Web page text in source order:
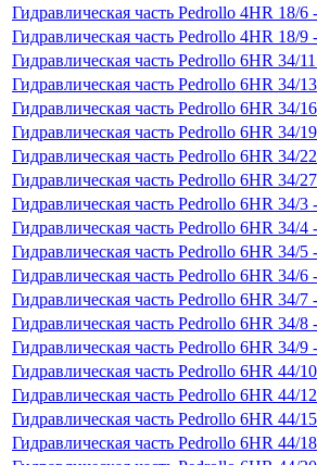
Гидравлическая часть Pedrollo 4HR 18/
Гидравлическая часть Pedrollo 4HR 18/
Гидравлическая часть Pedrollo 6HR 34/
Гидравлическая часть Pedrollo 6HR 34/
Гидравлическая часть Pedrollo 6HR 34/
Гидравлическая часть Pedrollo 6HR 34/
Гидравлическая часть Pedrollo 6HR 34/
Гидравлическая часть Pedrollo 6HR 34/
Гидравлическая часть Pedrollo 6HR 34/
Гидравлическая часть Pedrollo 6HR 34/
Гидравлическая часть Pedrollo 6HR 34/
Гидравлическая часть Pedrollo 6HR 34/
Гидравлическая часть Pedrollo 6HR 34/
Гидравлическая часть Pedrollo 6HR 34/
Гидравлическая часть Pedrollo 6HR 34/
Гидравлическая часть Pedrollo 6HR 44/
Гидравлическая часть Pedrollo 6HR 44/
Гидравлическая часть Pedrollo 6HR 44/
Гидравлическая часть Pedrollo 6HR 44/